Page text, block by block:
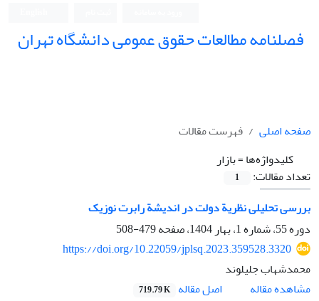
فصلنامه مطالعات حقوق عمومی دانشگاه تهران
صفحه اصلی
فهرست مقالات
کلیدواژه‌ها =بازار
تعداد مقالات:
1
بررسی تحلیلی نظریة دولت در اندیشة رابرت نوزیک
دوره 55، شماره 1، بهار 1404، صفحه
479-508
https://doi.org/10.22059/jplsq.2023.359528.3320
محمدشهاب جلیلوند
مشاهده مقاله
اصل مقاله 719.79 K